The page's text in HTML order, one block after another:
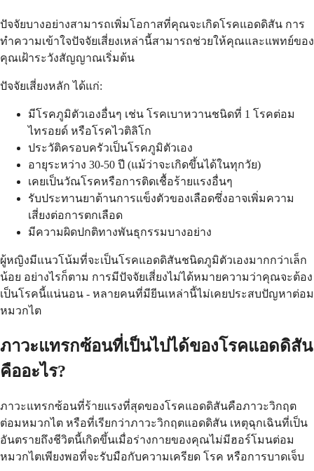
ปัจจัยบางอย่างสามารถเพิ่มโอกาสที่คุณจะเกิดโรคแอดดิสัน การ
ทำความเข้าใจปัจจัยเสี่ยงเหล่านี้สามารถช่วยให้คุณและแพทย์ของ
คุณเฝ้าระวังสัญญาณเริ่มต้น
ปัจจัยเสี่ยงหลัก ได้แก่:
มีโรคภูมิตัวเองอื่นๆ เช่น โรคเบาหวานชนิดที่ 1 โรคต่อม
ไทรอยด์ หรือโรคไวติลิโก
ประวัติครอบครัวเป็นโรคภูมิตัวเอง
อายุระหว่าง 30-50 ปี (แม้ว่าจะเกิดขึ้นได้ในทุกวัย)
เคยเป็นวัณโรคหรือการติดเชื้อร้ายแรงอื่นๆ
รับประทานยาต้านการแข็งตัวของเลือดซึ่งอาจเพิ่มความ
เสี่ยงต่อการตกเลือด
มีความผิดปกติทางพันธุกรรมบางอย่าง
ผู้หญิงมีแนวโน้มที่จะเป็นโรคแอดดิสันชนิดภูมิตัวเองมากกว่าเล็ก
น้อย อย่างไรก็ตาม การมีปัจจัยเสี่ยงไม่ได้หมายความว่าคุณจะต้อง
เป็นโรคนี้แน่นอน - หลายคนที่มียีนเหล่านี้ไม่เคยประสบปัญหาต่อม
หมวกไต
ภาวะแทรกซ้อนที่เป็นไปได้ของโรคแอดดิสัน
คืออะไร?
ภาวะแทรกซ้อนที่ร้ายแรงที่สุดของโรคแอดดิสันคือภาวะวิกฤต
ต่อมหมวกไต หรือที่เรียกว่าภาวะวิกฤตแอดดิสัน เหตุฉุกเฉินที่เป็น
อันตรายถึงชีวิตนี้เกิดขึ้นเมื่อร่างกายของคุณไม่มีฮอร์โมนต่อม
หมวกไตเพียงพอที่จะรับมือกับความเครียด โรค หรือการบาดเจ็บ